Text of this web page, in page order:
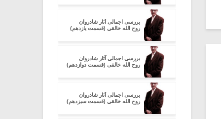
بررسی اجمالی آثار شادروان
روح الله خالقی (قسمت یازدهم)
بررسی اجمالی آثار شادروان
روح الله خالقی (قسمت دوازدهم)
بررسی اجمالی آثار شادروان
روح الله خالقی (قسمت سیزدهم)